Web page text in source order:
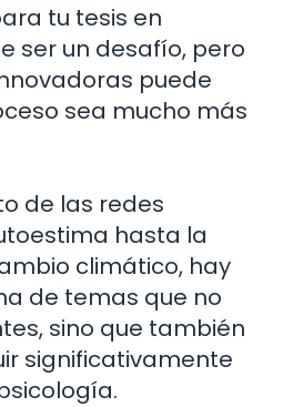
tu tesis en
ser un desafío, pero
puede
sea mucho más
de las redes
hasta la
climático, hay
de temas que no
sino que también
significativamente